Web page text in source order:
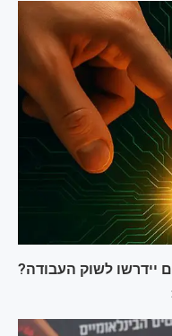
יידרשו לשוק העבודה?